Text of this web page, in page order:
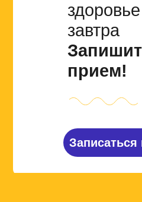
завтра
прием!
Записаться